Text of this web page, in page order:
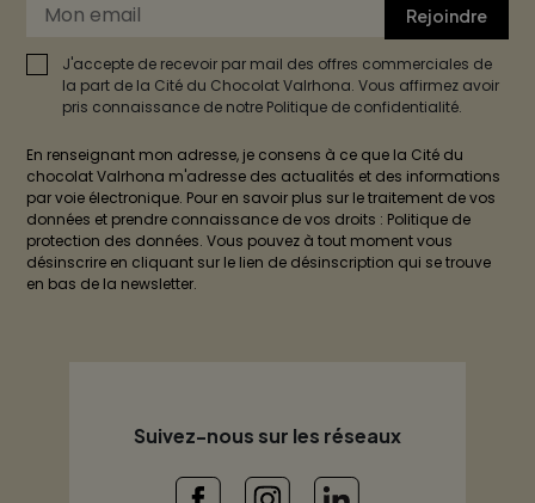
Rejoindre
J'accepte de recevoir par mail des offres commerciales de
la part de la Cité du Chocolat Valrhona. Vous affirmez avoir
pris connaissance de notre Politique de confidentialité.
En renseignant mon adresse, je consens à ce que la Cité du
chocolat Valrhona m'adresse des actualités et des informations
par voie électronique. Pour en savoir plus sur le traitement de vos
données et prendre connaissance de vos droits : Politique de
protection des données. Vous pouvez à tout moment vous
désinscrire en cliquant sur le lien de désinscription qui se trouve
en bas de la newsletter.
Suivez-nous sur les réseaux